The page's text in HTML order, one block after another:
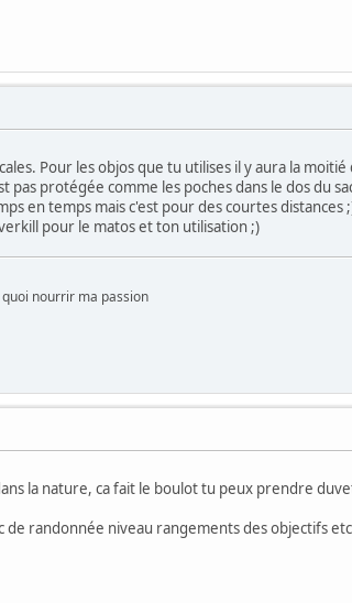
Pour les objos que tu utilises il y aura la moitié
pas protégée comme les poches dans le dos du
en temps mais c'est pour des courtes distances
pour le matos et ton utilisation ;)
nourrir ma passion
la nature, ca fait le boulot tu peux prendre
randonnée niveau rangements des objectifs